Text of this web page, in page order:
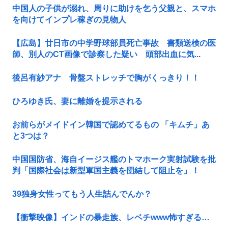
中国人の子供が溺れ、周りに助けを乞う父親と、スマホ
を向けてインプレ稼ぎの見物人
【広島】廿日市の中学野球部員死亡事故 書類送検の医
師、別人のCT画像で診察した疑い 頭部出血に気...
後呂有紗アナ 骨盤ストレッチで胸がくっきり！！
ひろゆき氏、妻に離婚を提示される
お前らがメイドイン韓国で認めてるもの 「キムチ」あ
と3つは？
中国国防省、海自イージス艦のトマホーク実射試験を批
判「国際社会は新型軍国主義を団結して阻止を」！
39独身女性ってもう人生詰んでんか？
【衝撃映像】インドの暴走族、レベチwww怖すぎる…